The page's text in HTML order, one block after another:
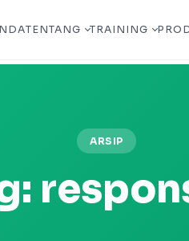
TENTANG TRAINING
ARSIP